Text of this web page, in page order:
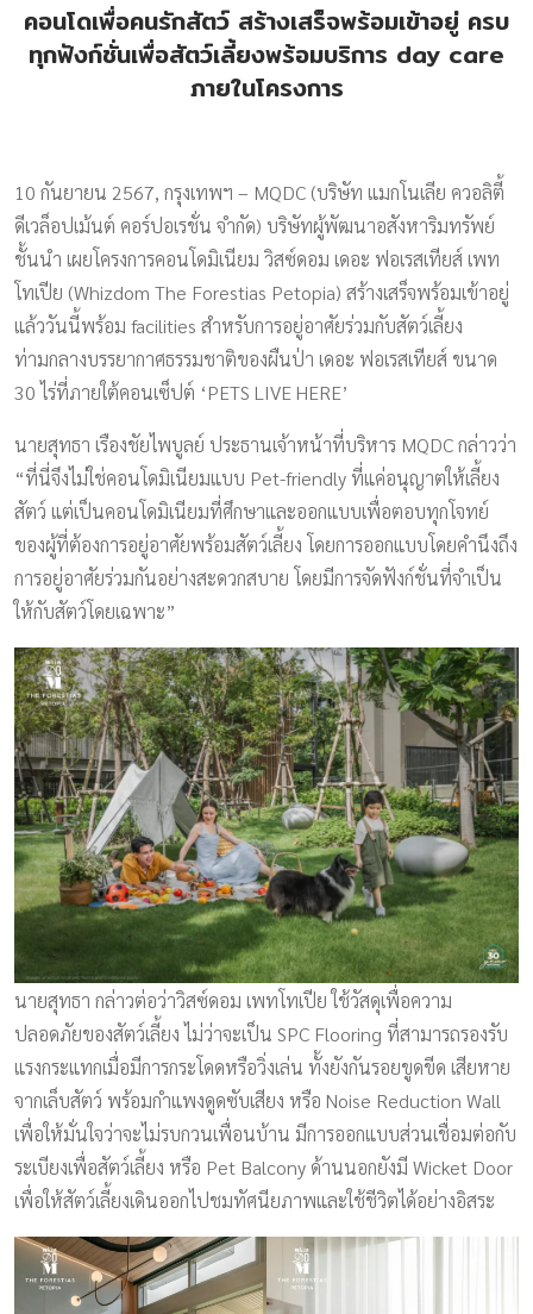
คอนโดเพื่อคนรักสัตว์ สร้างเสร็จพร้อมเข้าอยู่ ครบ
ทุกฟังก์ชั่นเพื่อสัตว์เลี้ยงพร้อมบริการ day care
ภายในโครงการ
10 กันยายน 2567, กรุงเทพฯ – MQDC (บริษัท แมกโนเลีย ควอลิตี้
ดีเวล็อปเม้นต์ คอร์ปอเรชั่น จำกัด) บริษัทผู้พัฒนาอสังหาริมทรัพย์
ชั้นนำ เผยโครงการคอนโดมิเนียม วิสซ์ดอม เดอะ ฟอเรสเทียส์ เพท
โทเปีย (Whizdom The Forestias Petopia) สร้างเสร็จพร้อมเข้าอยู่
แล้ววันนี้พร้อม facilities สำหรับการอยู่อาศัยร่วมกับสัตว์เลี้ยง
ท่ามกลางบรรยากาศธรรมชาติของผืนป่า เดอะ ฟอเรสเทียส์ ขนาด
30 ไร่ที่ภายใต้คอนเซ็ปต์ ‘PETS LIVE HERE’
นายสุทธา เรืองชัยไพบูลย์ ประธานเจ้าหน้าที่บริหาร MQDC กล่าวว่า
“ที่นี่จึงไม่ใช่คอนโดมิเนียมแบบ Pet-friendly ที่แค่อนุญาตให้เลี้ยง
สัตว์ แต่เป็นคอนโดมิเนียมที่ศึกษาและออกแบบเพื่อตอบทุกโจทย์
ของผู้ที่ต้องการอยู่อาศัยพร้อมสัตว์เลี้ยง โดยการออกแบบโดยคำนึงถึง
การอยู่อาศัยร่วมกันอย่างสะดวกสบาย โดยมีการจัดฟังก์ชั่นที่จำเป็น
ให้กับสัตว์โดยเฉพาะ”
นายสุทธา กล่าวต่อว่าวิสซ์ดอม เพทโทเปีย ใช้วัสดุเพื่อความ
ปลอดภัยของสัตว์เลี้ยง ไม่ว่าจะเป็น SPC Flooring ที่สามารถรองรับ
แรงกระแทกเมื่อมีการกระโดดหรือวิ่งเล่น ทั้งยังกันรอยขูดขีด เสียหาย
จากเล็บสัตว์ พร้อมกำแพงดูดซับเสียง หรือ Noise Reduction Wall
เพื่อให้มั่นใจว่าจะไม่รบกวนเพื่อนบ้าน มีการออกแบบส่วนเชื่อมต่อกับ
ระเบียงเพื่อสัตว์เลี้ยง หรือ Pet Balcony ด้านนอกยังมี Wicket Door
เพื่อให้สัตว์เลี้ยงเดินออกไปชมทัศนียภาพและใช้ชีวิตได้อย่างอิสระ